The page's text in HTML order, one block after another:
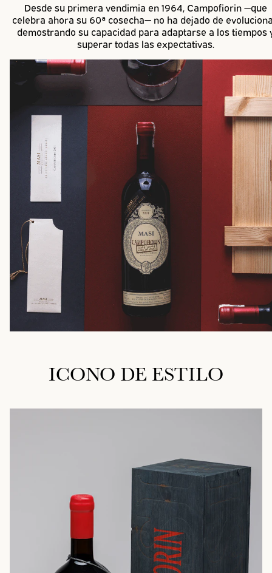
Desde su primera vendimia en 1964, Campofiorin —que
celebra ahora su 60ª cosecha— no ha dejado de
demostrando su capacidad para adaptarse a los tiempos
superar todas las expectativas.
ICONO DE ESTILO